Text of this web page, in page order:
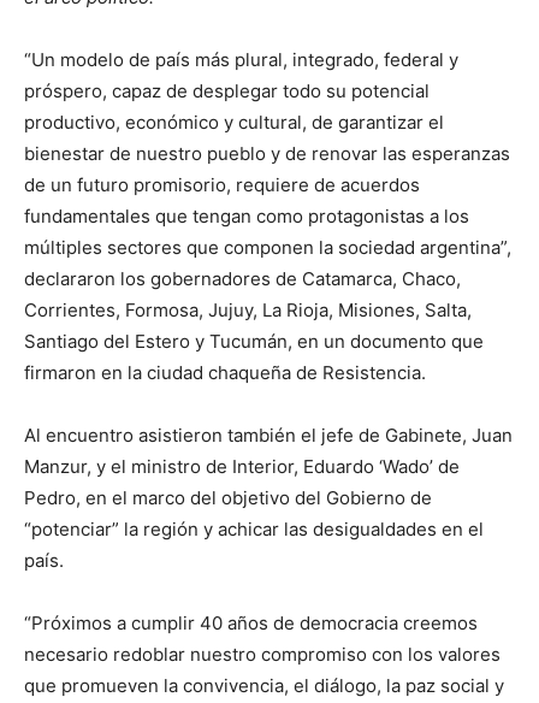
“Un modelo de país más plural, integrado, federal y
próspero, capaz de desplegar todo su potencial
productivo, económico y cultural, de garantizar el
bienestar de nuestro pueblo y de renovar las esperanzas
de un futuro promisorio, requiere de acuerdos
fundamentales que tengan como protagonistas a los
múltiples sectores que componen la sociedad argentina”,
declararon los gobernadores de Catamarca, Chaco,
Corrientes, Formosa, Jujuy, La Rioja, Misiones, Salta,
Santiago del Estero y Tucumán, en un documento que
firmaron en la ciudad chaqueña de Resistencia.
Al encuentro asistieron también el jefe de Gabinete, Juan
Manzur, y el ministro de Interior, Eduardo ‘Wado’ de
Pedro, en el marco del objetivo del Gobierno de
“potenciar” la región y achicar las desigualdades en el
país.
“Próximos a cumplir 40 años de democracia creemos
necesario redoblar nuestro compromiso con los valores
que promueven la convivencia, el diálogo, la paz social y